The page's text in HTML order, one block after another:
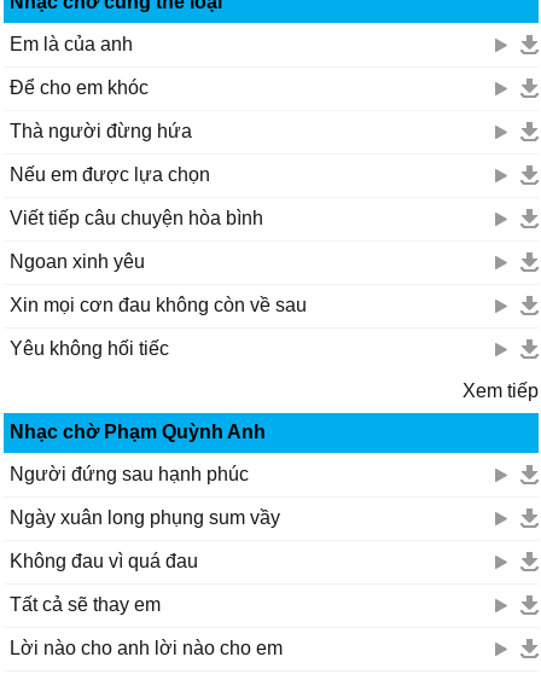
Em là của anh
Để cho em khóc
Thà người đừng hứa
Nếu em được lựa chọn
Viết tiếp câu chuyện hòa bình
Ngoan xinh yêu
Xin mọi cơn đau không còn về sau
Yêu không hối tiếc
Xem tiếp
Nhạc chờ Phạm Quỳnh Anh
Người đứng sau hạnh phúc
Ngày xuân long phụng sum vầy
Không đau vì quá đau
Tất cả sẽ thay em
Lời nào cho anh lời nào cho em